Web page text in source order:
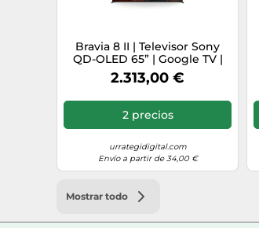
Bravia 8 II | Televisor Sony
QD-OLED 65” | Google TV |
K65XR8M2
2.313,00 €
2 precios
urrategidigital.com
Envío a partir de 34,00 €
Mostrar todo